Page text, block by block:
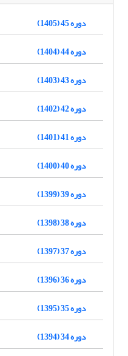
دوره 45 (1405)
دوره 44 (1404)
دوره 43 (1403)
دوره 42 (1402)
دوره 41 (1401)
دوره 40 (1400)
دوره 39 (1399)
دوره 38 (1398)
دوره 37 (1397)
دوره 36 (1396)
دوره 35 (1395)
دوره 34 (1394)